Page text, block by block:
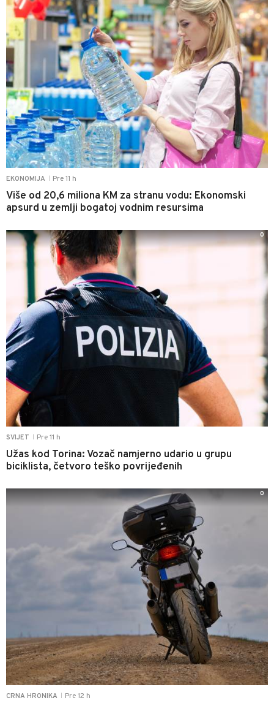
EKONOMIJA Pre 11 h
Više od 20,6 miliona KM za stranu vodu: Ekonomski
apsurd u zemlji bogatoj vodnim resursima
SVIJET Pre 11 h
Užas kod Torina: Vozač namjerno udario u grupu
biciklista, četvoro teško povrijeđenih
0
CRNA HRONIKA Pre 12 h
0